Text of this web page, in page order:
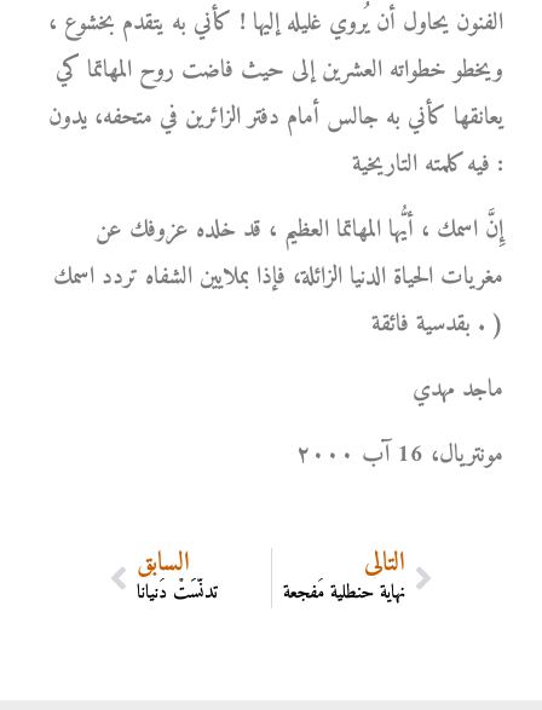
الفنون يحاول أن يُروي غليله إليها ! كأني به يتقدم بخشوع ،
ويخطو خطواته العشرين إلى حيث فاضت روح المهاتما كي
يعانقها كأني به جالس أمام دفتر الزائرين في متحفه، يدون
فيه كلمته التاريخية :
إِنَّ اسمك ، أيُّها المهاتما العظيم ، قد خلده عزوفك عن
مغريات الحياة الدنيا الزائلة، فإذا بملايين الشفاه تردد اسمك
بقدسية فائقة . )
ماجد مهدي
مونتریال، 16 آب ۲۰۰۰
السابق
تدنّسَتْ دُنيانا
التالي
نهاية حنطلية مُفجعة